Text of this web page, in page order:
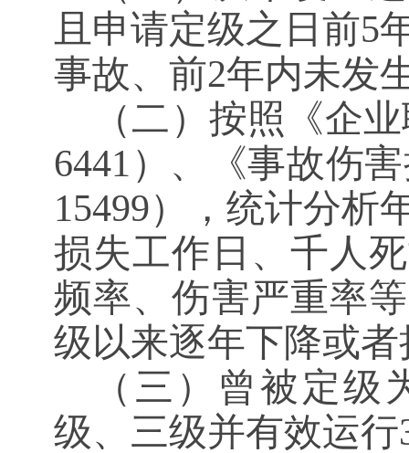
且申请定级之日前5
事故、前2年内未发
（二）按照《企
6441）、《事故伤
15499），统计分析
损失工作日、千人
频率、伤害严重率
级以来逐年下降或
（三）曾被定
级、三级并有效运行